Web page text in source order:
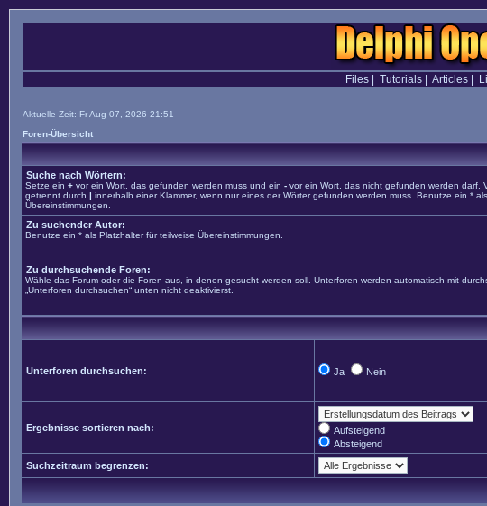
Files| Tutorials| Articles|
Aktuelle Zeit: Fr Aug 07, 2026 21:51
Foren-Übersicht
Suche nach Wörtern:
Setze ein + vor ein Wort, das gefunden werden muss und ein - vor ein Wort, das nicht gefunden werden darf.
getrennt durch | innerhalb einer Klammer, wenn nur eines der Wörter gefunden werden muss. Benutze ein *
Übereinstimmungen.
Zu suchender Autor:
Benutze ein * als Platzhalter für teilweise Übereinstimmungen.
Zu durchsuchende Foren:
Wähle das Forum oder die Foren aus, in denen gesucht werden soll. Unterforen werden automatisch mit
„Unterforen durchsuchen“ unten nicht deaktivierst.
Unterforen durchsuchen: Ja Nein
Ergebnisse sortieren nach:
Aufsteigend
Absteigend
Suchzeitraum begrenzen: